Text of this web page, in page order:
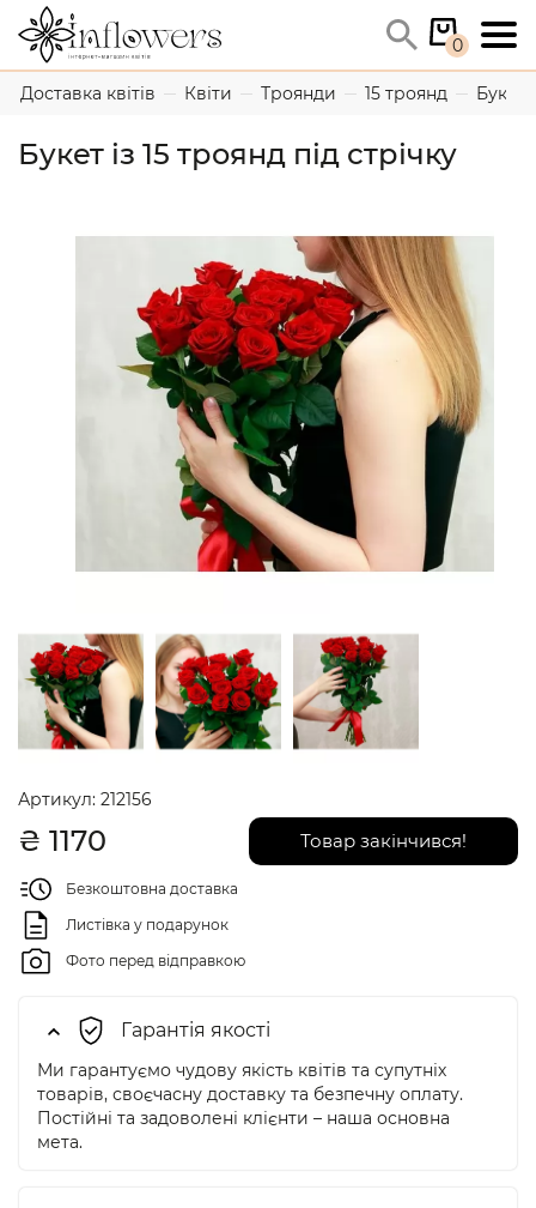
0
Доставка квітів Квіти Троянди 15 троянд Букет
Букет із 15 троянд під стрічку
Артикул: 212156
₴ 1170 Товар закінчився!
Безкоштовна доставка
Листівка у подарунок
Фото перед відправкою
Гарантія якості
Ми гарантуємо чудову якість квітів та супутніх
товарів, своєчасну доставку та безпечну оплату.
Постійні та задоволені клієнти – наша основна
мета.